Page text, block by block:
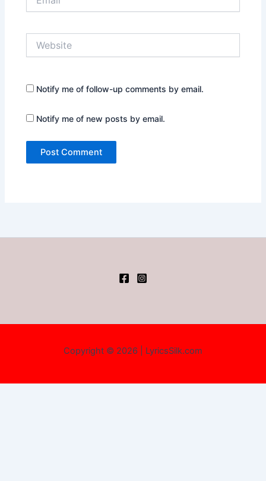
Notify me of follow-up comments by email.
Notify me of new posts by email.
Copyright © 2026 | LyricsSilk.com